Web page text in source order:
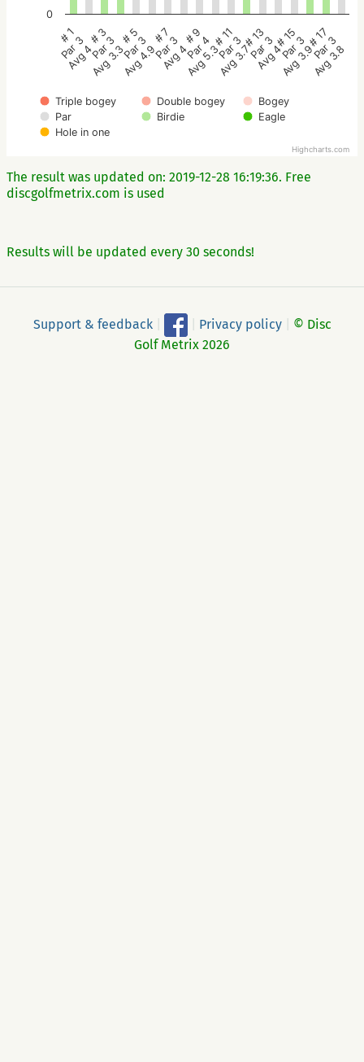
Triple bogey Double bogey
Bogey
Par
Birdie
Eagle
Hole in one
# 1
Par 3
Avg 4
# 3
Par 3
Avg 3.3
# 5
Par 3
Avg 4.9
# 7
Par 3
Avg 4
# 9
Par 4
Avg 5.3
# 11
Par 3
Avg 3.7
# 13
Par 3
Avg 4
# 15
Par 3
Avg 3.9
# 17
Par 3
Avg 3.8
0
Highcharts.com
The result was updated on: 2019-12-28 16:19:36. Free
discgolfmetrix.com is used
Results will be updated every 30 seconds!
Support & feedback Privacy policy
© Disc
Golf Metrix 2026